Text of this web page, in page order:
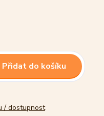
Přidat do košíku
/ dostupnost